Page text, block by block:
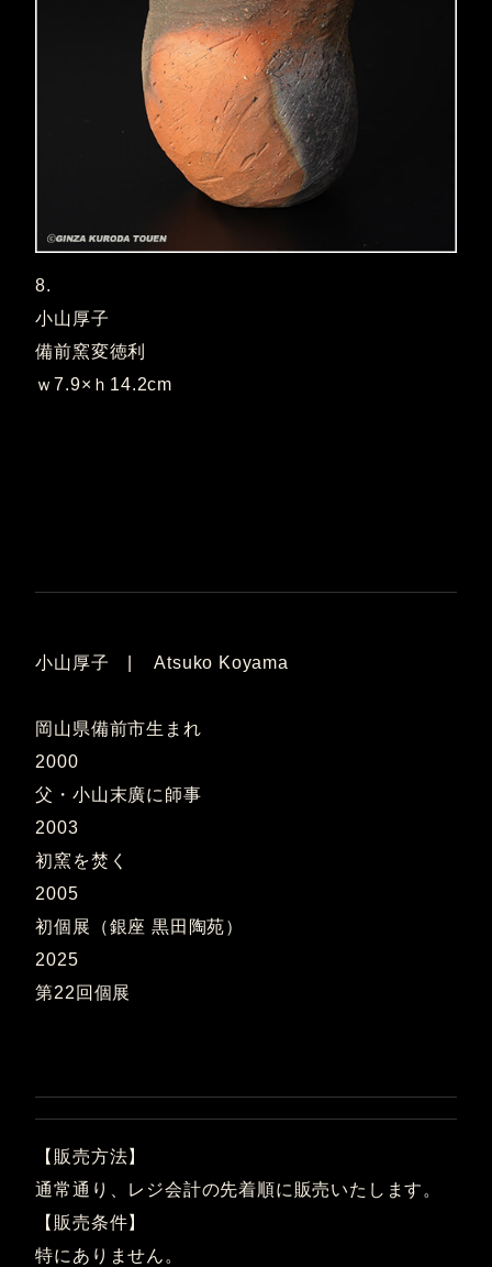
8.
小山厚子
備前窯変徳利
ｗ7.9×ｈ14.2cm
小山厚子 | Atsuko Koyama
岡山県備前市生まれ
2000
父・小山末廣に師事
2003
初窯を焚く
2005
初個展（銀座 黒田陶苑）
2025
第22回個展
【販売方法】
通常通り、レジ会計の先着順に販売いたします。
【販売条件】
特にありません。